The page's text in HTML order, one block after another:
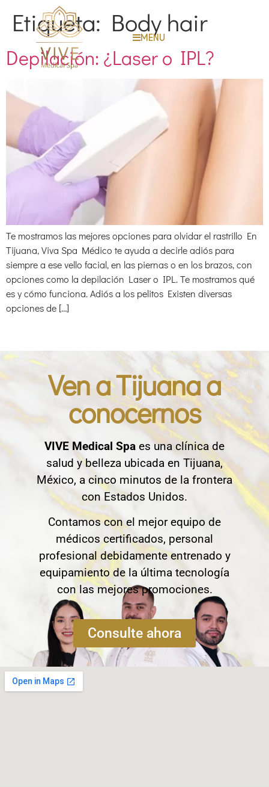
MENU
Etiqueta: Body hair
Depilación: ¿Laser o IPL?
Te mostramos las mejores opciones para olvidar el rastrillo En
Tijuana, Viva Spa Médico te ayuda a decirle adiós para
siempre a ese vello facial, en las piernas o en los brazos, con
opciones como la depilación Laser o IPL. Te mostramos qué
es y cómo funciona. Adiós a los pelitos Existen diversas
opciones de […]
Ven a Tijuana a
conocernos
VIVE Medical Spa es una clínica de
salud y belleza ubicada en Tijuana,
México, a cinco minutos de la frontera
con Estados Unidos.
Contamos con el mejor equipo de
médicos certificados, personal
profesional debidamente entrenado y
equipamiento de la última tecnología
con las mejores promociones.
Consulte ahora